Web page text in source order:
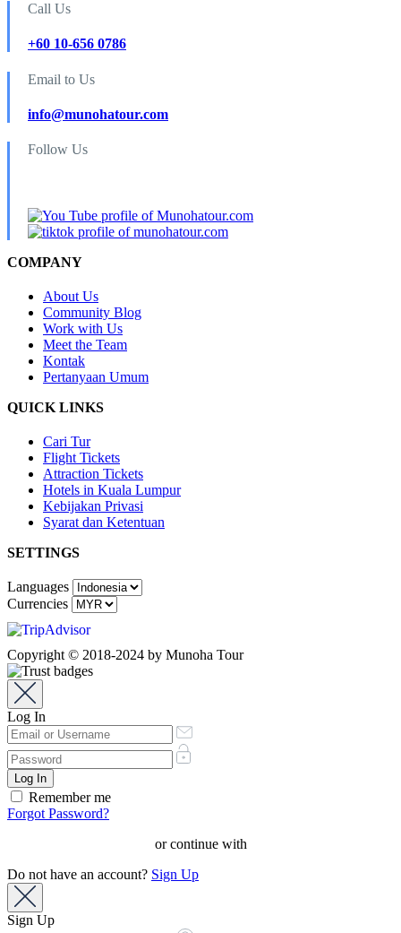
Call Us
+60 10-656 0786
Email to Us
info@munohatour.com
Follow Us
COMPANY
About Us
Community Blog
Work with Us
Meet the Team
Kontak
Pertanyaan Umum
QUICK LINKS
Cari Tur
Flight Tickets
Attraction Tickets
Hotels in Kuala Lumpur
Kebijakan Privasi
Syarat dan Ketentuan
SETTINGS
Languages
Currencies
Copyright © 2018-2024 by Munoha Tour
Log In
Remember me
Forgot Password?
or continue with
Do not have an account? Sign Up
Sign Up